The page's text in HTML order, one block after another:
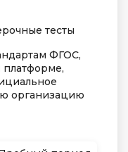
тесты
ФГОС,
организацию